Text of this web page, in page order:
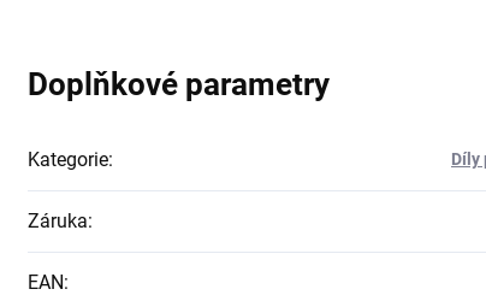
Doplňkové parametry
Kategorie: Díly
Záruka:
EAN: